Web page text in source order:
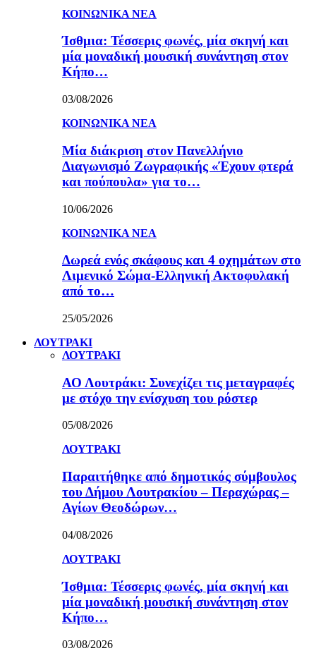
ΚΟΙΝΩΝΙΚΑ ΝΕΑ
Ίσθμια: Τέσσερις φωνές, μία σκηνή και
μία μοναδική μουσική συνάντηση στον
Κήπο…
03/08/2026
ΚΟΙΝΩΝΙΚΑ ΝΕΑ
Μία διάκριση στον Πανελλήνιο
Διαγωνισμό Ζωγραφικής «Έχουν φτερά
και πούπουλα» για το…
10/06/2026
ΚΟΙΝΩΝΙΚΑ ΝΕΑ
Δωρεά ενός σκάφους και 4 οχημάτων στο
Λιμενικό Σώμα-Ελληνική Ακτοφυλακή
από το…
25/05/2026
ΛΟΥΤΡΑΚΙ
ΛΟΥΤΡΑΚΙ
ΑΟ Λουτράκι: Συνεχίζει τις μεταγραφές
με στόχο την ενίσχυση του ρόστερ
05/08/2026
ΛΟΥΤΡΑΚΙ
Παραιτήθηκε από δημοτικός σύμβουλος
του Δήμου Λουτρακίου – Περαχώρας –
Αγίων Θεοδώρων…
04/08/2026
ΛΟΥΤΡΑΚΙ
Ίσθμια: Τέσσερις φωνές, μία σκηνή και
μία μοναδική μουσική συνάντηση στον
Κήπο…
03/08/2026